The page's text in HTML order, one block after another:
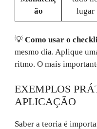
ão
lugar
💡 Como usar o
mesmo dia. Aplique
ritmo. O mais
EXEMPLOS
APLICAÇÃO
Saber a teoria é